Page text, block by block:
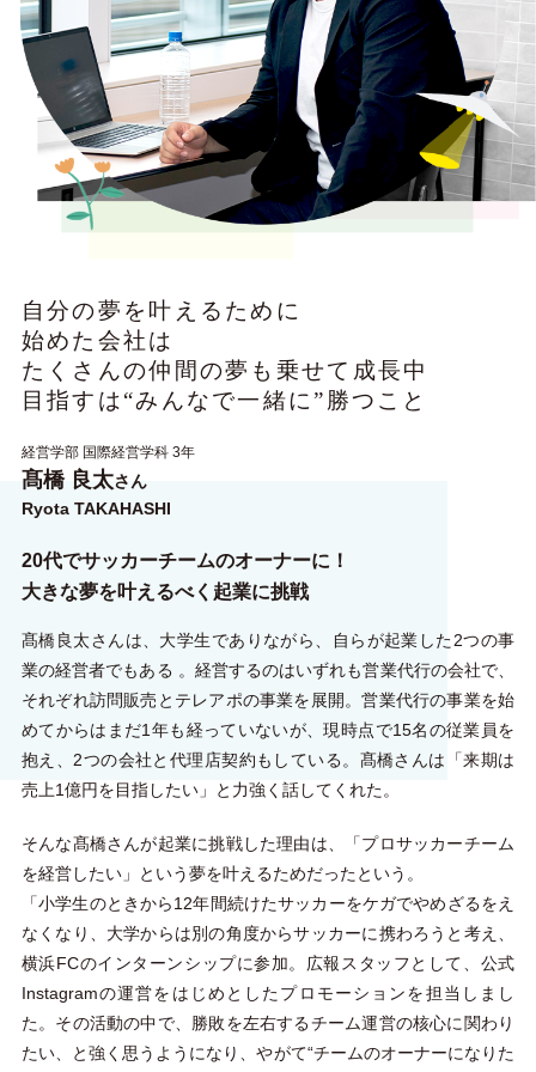
自分の夢を叶えるために
始めた会社は
たくさんの仲間の夢も乗せて成長中
目指すは“みんなで一緒に”勝つこと
経営学部 国際経営学科 3年
髙橋 良太さん
Ryota TAKAHASHI
20代でサッカーチームのオーナーに！
大きな夢を叶えるべく起業に挑戦
髙橋良太さんは、大学生でありながら、自らが起業した2つの事
業の経営者でもある 。経営するのはいずれも営業代行の会社で、
それぞれ訪問販売とテレアポの事業を展開。営業代行の事業を始
めてからはまだ1年も経っていないが、現時点で15名の従業員を
抱え、2つの会社と代理店契約もしている。髙橋さんは「来期は
売上1億円を目指したい」と力強く話してくれた。
そんな髙橋さんが起業に挑戦した理由は、「プロサッカーチーム
を経営したい」という夢を叶えるためだったという。
「小学生のときから12年間続けたサッカーをケガでやめざるをえ
なくなり、大学からは別の角度からサッカーに携わろうと考え、
横浜FCのインターンシップに参加。広報スタッフとして、公式
Instagramの運営をはじめとしたプロモーションを担当しまし
た。その活動の中で、勝敗を左右するチーム運営の核心に関わり
たい、と強く思うようになり、やがて“チームのオーナーになりた